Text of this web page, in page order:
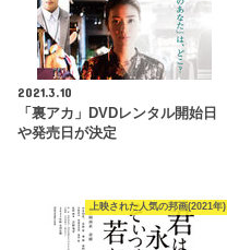
2021.3.10
「裏アカ」DVDレンタル開始日
や発売日が決定
上映された人気の邦画(2021年)